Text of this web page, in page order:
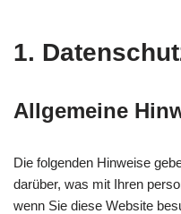
1.
Allgemeine
Die folgenden Hinweise
darüber, was mit Ihren
wenn Sie diese Website